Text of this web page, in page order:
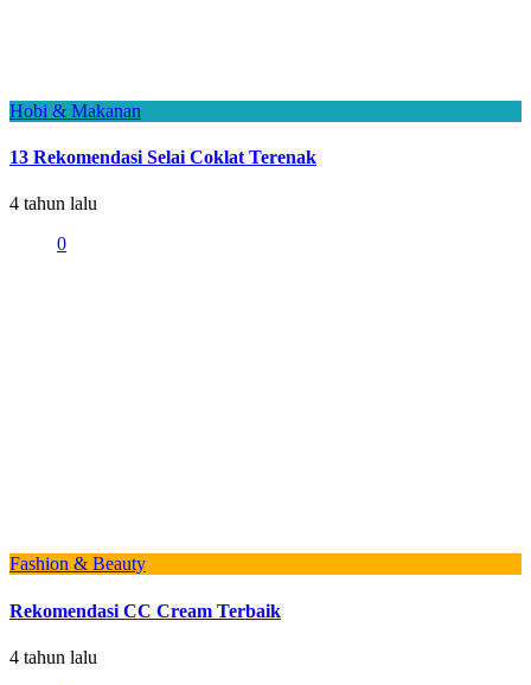
Hobi & Makanan
13 Rekomendasi Selai Coklat Terenak
4 tahun lalu
0
Fashion & Beauty
Rekomendasi CC Cream Terbaik
4 tahun lalu